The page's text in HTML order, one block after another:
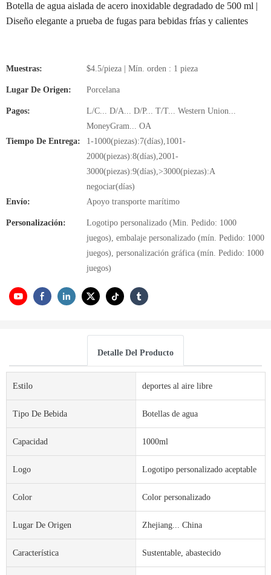
Botella de agua aislada de acero inoxidable degradado de 500 ml |
Diseño elegante a prueba de fugas para bebidas frías y calientes
Muestras: $4.5/pieza | Mín. orden : 1 pieza
Lugar De Origen: Porcelana
Pagos:
L/C... D/A... D/P... T/T... Western Union...
MoneyGram... OA
Tiempo De Entrega:
1-1000(piezas):7(días),1001-
2000(piezas):8(días),2001-
3000(piezas):9(días),>3000(piezas):A
negociar(días)
Envío:
Apoyo transporte marítimo
Personalización:
Logotipo personalizado (Min. Pedido: 1000
juegos), embalaje personalizado (mín. Pedido: 1000
juegos), personalización gráfica (mín. Pedido: 1000
juegos)
Detalle Del Producto
Estilo deportes al aire libre
Tipo De Bebida Botellas de agua
Capacidad 1000ml
Logo Logotipo personalizado aceptable
Color Color personalizado
Lugar De Origen Zhejiang... China
Característica Sustentable, abastecido